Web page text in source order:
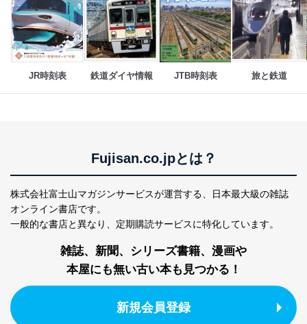
1
当社の定期購読サ
ービス等をご利用
の方の個人情報
ス、キャンペーン等の広告の案内
のため
個人が特定できない形で取得した
閲覧履歴や購買履歴等の情報を分
析して、趣味・嗜好に
応じた新商品・サービスに関する
当社カスタマーQ＆
Aサービス利用者
の確認のため
ｅメール等によるカスタマーQ＆A
サイトのサービス内容のご案内の
ため
るご案内のため
採用応募者の方の
個人情報
採用選考、ご連絡のため
当社の従業者の個
人事、総務などの雇用管理等のた
企業）からの委託
提携企業及びお客様がご購入され
JR時刻表 鉄道ダイヤ情報 JTB時刻表 旅と鉄道
Fujisan.co.jpとは？
株式会社富士山マガジンサービスが運営する、
日本最大級の雑誌
オンライン書店です。
一般的な書店と異なり、 定期購読サービスに特化しています。
雑誌、新聞、シリーズ書籍、漫画や
本屋にも無い古い本も見つかる！
新規会員登録